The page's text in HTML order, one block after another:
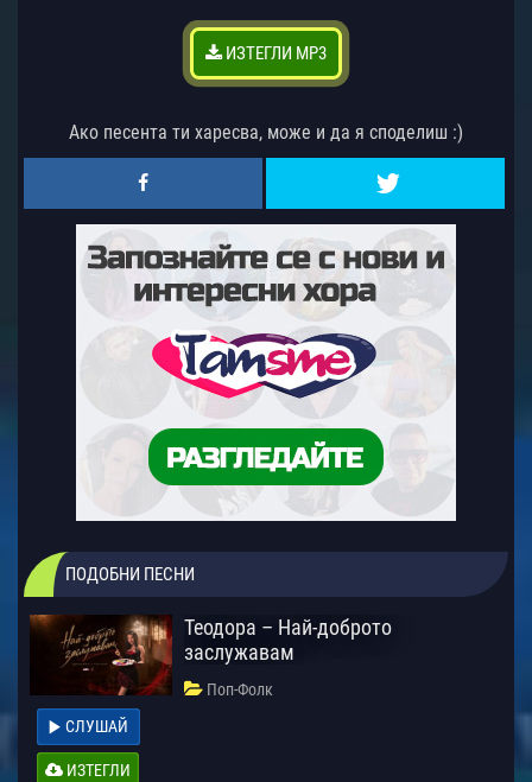
ИЗТЕГЛИ MP3
Ако песента ти харесва, може и да я споделиш :)
ПОДОБНИ ПЕСНИ
Теодора – Най-доброто
заслужавам
Поп-Фолк
СЛУШАЙ
ИЗТЕГЛИ